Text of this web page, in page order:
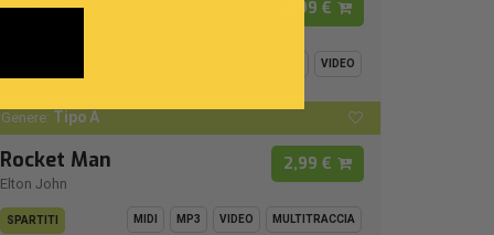
2,99 €
VIDEO
Genere: Tipo A
Rocket Man
Elton John
2,99 €
SPARTITI MIDI MP3 VIDEO MULTITRACCIA